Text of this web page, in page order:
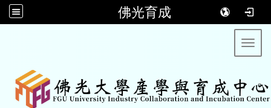
佛光育成